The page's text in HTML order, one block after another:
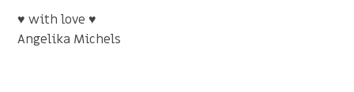
♥ with love ♥
Angelika Michels